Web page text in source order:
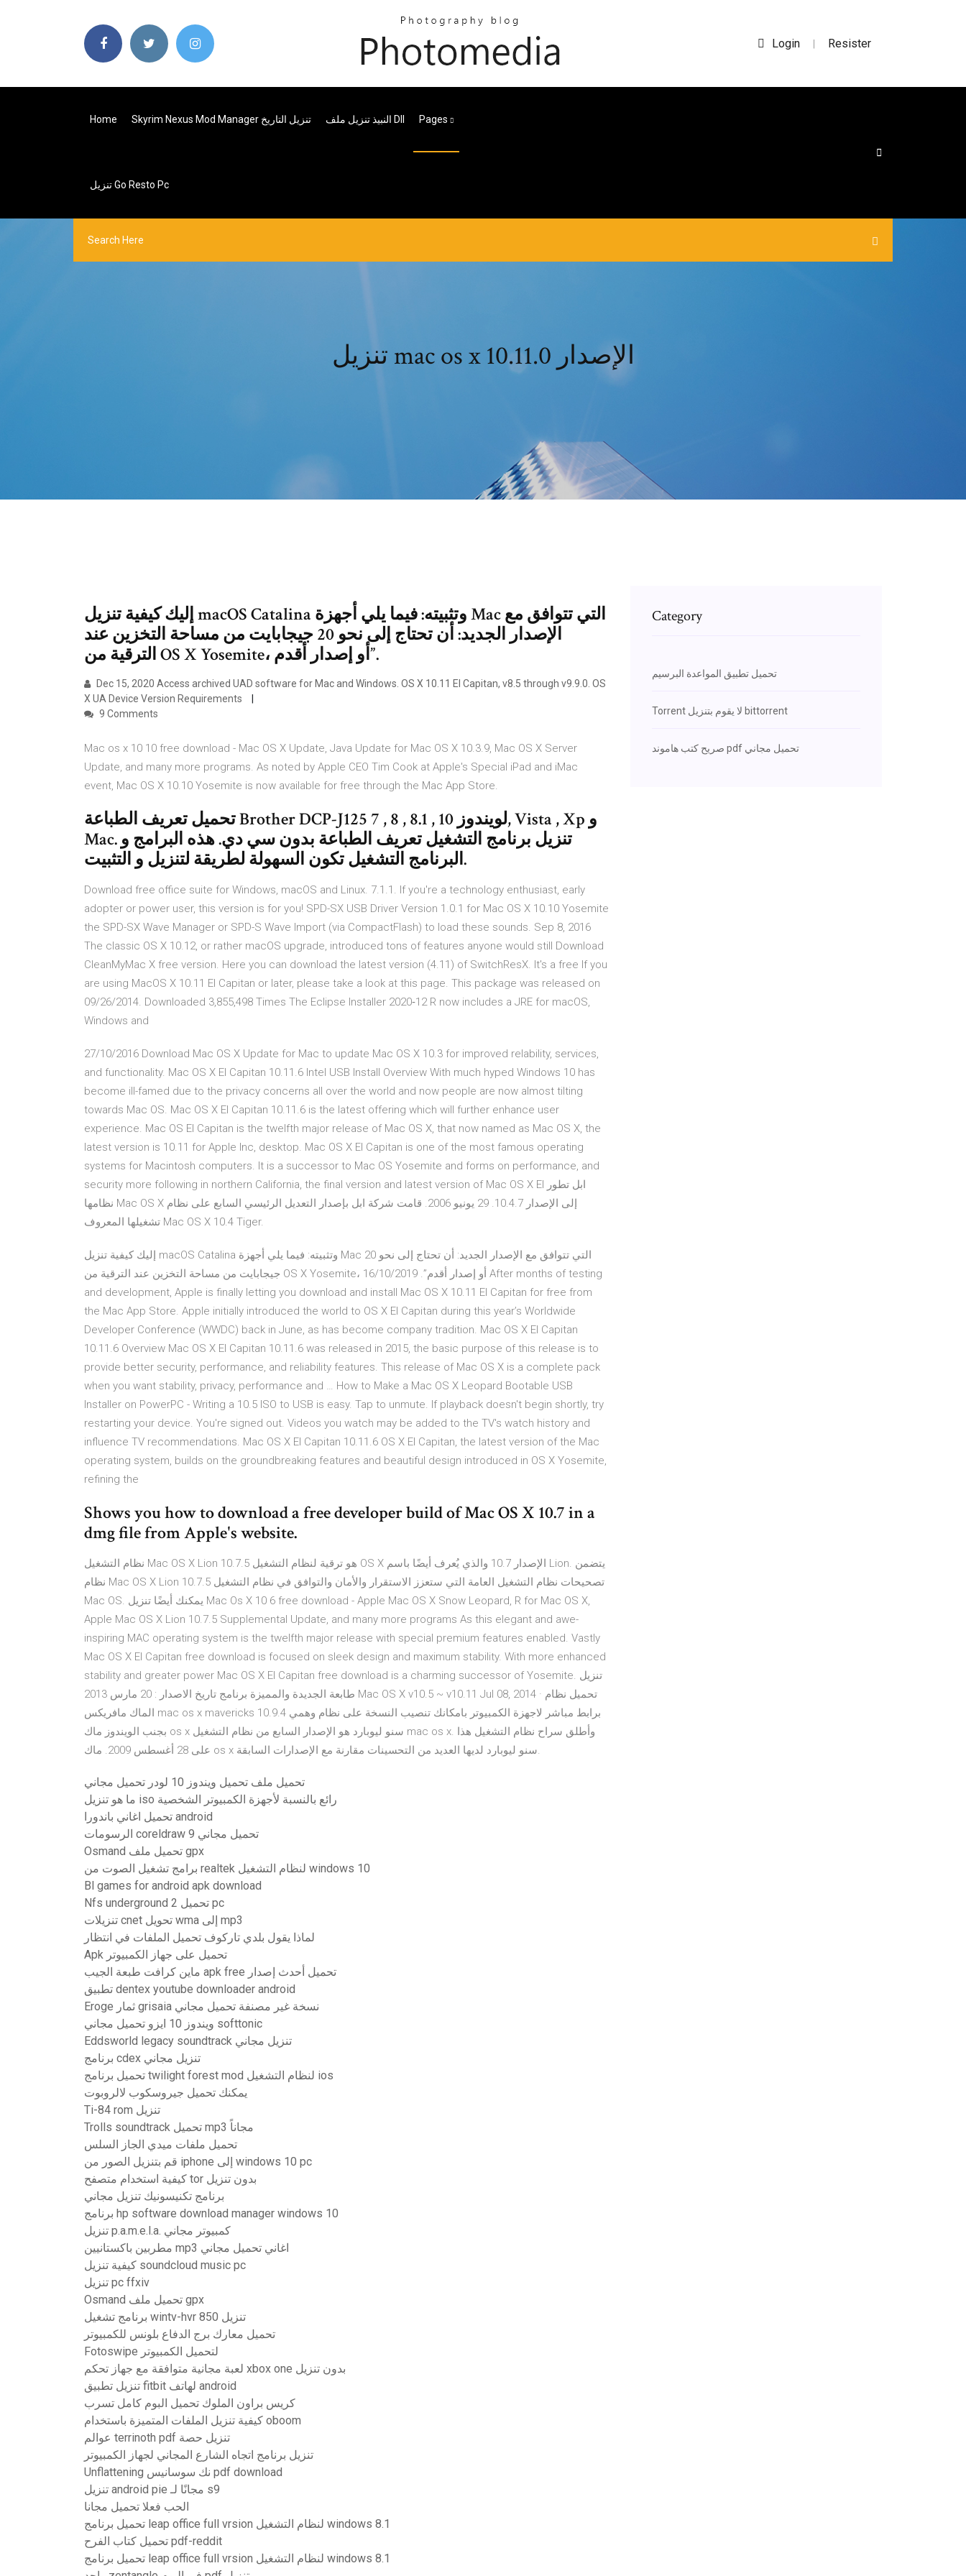
Login | Resister
Home Skyrim Nexus Mod Manager تنزيل التاريخ النبيذ تنزيل ملف Dll Pages
تنزيل Go Resto Pc
تنزيل mac os x الإصدار 10.11.0
إليك كيفية تنزيل macOS Catalina وتثبيته: فيما يلي أجهزة Mac التي تتوافق مع
الإصدار الجديد: أن تحتاج إلى نحو 20 جيجابايت من مساحة التخزين عند
الترقية من OS X Yosemite، أو إصدار أقدم”.
Dec 15, 2020 Access archived UAD software for Mac and Windows. OS X 10.11 El Capitan, v8.5 through v9.9.0. OS
X UA Device Version Requirements
9 Comments
Mac os x 10 10 free download - Mac OS X Update, Java Update for Mac OS X 10.3.9, Mac OS X Server
Update, and many more programs. As noted by Apple CEO Tim Cook at Apple's Special iPad and iMac
event, Mac OS X 10.10 Yosemite is now available for free through the Mac App Store.
تحميل تعريف الطباعة Brother DCP-J125 لويندوز 10 , 8.1 , 8 , 7, Vista , Xp و
Mac. تنزيل برنامج التشغيل تعريف الطباعة بدون سي دي. هذه البرامج و
البرنامج التشغيل تكون السهولة لطريقة لتنزيل و التثبيت.
Download free office suite for Windows, macOS and Linux. 7.1.1. If you're a technology enthusiast, early
adopter or power user, this version is for you! SPD-SX USB Driver Version 1.0.1 for Mac OS X 10.10 Yosemite
the SPD-SX Wave Manager or SPD-S Wave Import (via CompactFlash) to load these sounds. Sep 8, 2016
The classic OS X 10.12, or rather macOS upgrade, introduced tons of features anyone would still Download
CleanMyMac X free version. Here you can download the latest version (4.11) of SwitchResX. It's a free If you
are using MacOS X 10.11 El Capitan or later, please take a look at this page. This package was released on
09/26/2014. Downloaded 3,855,498 Times The Eclipse Installer 2020‑12 R now includes a JRE for macOS,
Windows and
27/10/2016 Download Mac OS X Update for Mac to update Mac OS X 10.3 for improved relability, services,
and functionality. Mac OS X El Capitan 10.11.6 Intel USB Install Overview With much hyped Windows 10 has
become ill-famed due to the privacy concerns all over the world and now people are now almost tilting
towards Mac OS. Mac OS X El Capitan 10.11.6 is the latest offering which will further enhance user
experience. Mac OS El Capitan is the twelfth major release of Mac OS X, that now named as Mac OS X, the
latest version is 10.11 for Apple Inc, desktop. Mac OS X El Capitan is one of the most famous operating
systems for Macintosh computers. It is a successor to Mac OS Yosemite and forms on performance, and
security more following in northern California, the final version and latest version of Mac OS X El ابل تطور
نظامها Mac OS X إلى الإصدار 10.4.7. 29 يونيو 2006. قامت شركة ابل بإصدار التعديل الرئيسي السابع على نظام
تشغيلها المعروف Mac OS X 10.4 Tiger.
إليك كيفية تنزيل macOS Catalina وتثبيته: فيما يلي أجهزة Mac التي تتوافق مع الإصدار الجديد: أن تحتاج إلى نحو 20
جيجابايت من مساحة التخزين عند الترقية من OS X Yosemite، أو إصدار أقدم”. 16/10/2019 After months of testing
and development, Apple is finally letting you download and install Mac OS X 10.11 El Capitan for free from
the Mac App Store. Apple initially introduced the world to OS X El Capitan during this year’s Worldwide
Developer Conference (WWDC) back in June, as has become company tradition. Mac OS X El Capitan
10.11.6 Overview Mac OS X El Capitan 10.11.6 was released in 2015, the basic purpose of this release is to
provide better security, performance, and reliability features. This release of Mac OS X is a complete pack
when you want stability, privacy, performance and … How to Make a Mac OS X Leopard Bootable USB
Installer on PowerPC - Writing a 10.5 ISO to USB is easy. Tap to unmute. If playback doesn't begin shortly, try
restarting your device. You're signed out. Videos you watch may be added to the TV's watch history and
influence TV recommendations. Mac OS X El Capitan 10.11.6 OS X El Capitan, the latest version of the Mac
operating system, builds on the groundbreaking features and beautiful design introduced in OS X Yosemite,
refining the
Shows you how to download a free developer build of Mac OS X 10.7 in a
dmg file from Apple's website.
نظام التشغيل Mac OS X Lion 10.7.5 هو ترقية لنظام التشغيل OS X الإصدار 10.7 والذي يُعرف أيضًا باسم Lion. يتضمن
نظام Mac OS X Lion 10.7.5 تصحيحات نظام التشغيل العامة التي ستعزز الاستقرار والأمان والتوافق في نظام التشغيل
Mac OS. يمكنك أيضًا تنزيل Mac Os X 10 6 free download - Apple Mac OS X Snow Leopard, R for Mac OS X,
Apple Mac OS X Lion 10.7.5 Supplemental Update, and many more programs As this elegant and awe-
inspiring MAC operating system is the twelfth major release with special premium features enabled. Vastly
Mac OS X El Capitan free download is focused on sleek design and maximum stability. With more enhanced
stability and greater power Mac OS X El Capitan free download is a charming successor of Yosemite. تنزيل
طابعة الجديدة والمميزة برنامج تاريخ الاصدار : 20 مارس 2013 Mac OS X v10.5 ~ v10.11 Jul 08, 2014 · تحميل نظام
الماك مافريكس mac os x mavericks 10.9.4 برابط مباشر لاجهزة الكمبيوتر بامكانك تنصيب النسخة على نظام وهمي
بجنب الويندوز ماك os x سنو ليوبارد هو الإصدار السابع من نظام التشغيل mac os x. وأطلق سراح نظام التشغيل هذا
على 28 أغسطس 2009. ماك os x سنو ليوبارد لديها العديد من التحسينات مقارنة مع الإصدارات السابقة.
تحميل ملف تحميل ويندوز 10 لودر تحميل مجاني
ما هو تنزيل iso رائع بالنسبة لأجهزة الكمبيوتر الشخصية
تحميل اغاني باندورا android
الرسومات coreldraw 9 تحميل مجاني
Osmand تحميل ملف gpx
برامج تشغيل الصوت من realtek لنظام التشغيل windows 10
Bl games for android apk download
Nfs underground 2 تحميل pc
تنزيلات cnet تحويل wma إلى mp3
لماذا يقول بلدي تاركوف تحميل الملفات في انتظار
Apk تحميل على جهاز الكمبيوتر
ماين كرافت طبعة الجيب apk free تحميل أحدث إصدار
تطبيق dentex youtube downloader android
Eroge ثمار grisaia نسخة غير مصنفة تحميل مجاني
ويندوز 10 ايزو تحميل مجاني softtonic
Eddsworld legacy soundtrack تنزيل مجاني
برنامج cdex تنزيل مجاني
تحميل برنامج twilight forest mod لنظام التشغيل ios
يمكنك تحميل جيروسكوب لالروبوت
Ti-84 rom تنزيل
Trolls soundtrack تحميل mp3 مجاناً
تحميل ملفات ميدي الجاز السلس
قم بتنزيل الصور من iphone إلى windows 10 pc
كيفية استخدام متصفح tor بدون تنزيل
برنامج تكنيسونيك تنزيل مجاني
برنامج hp software download manager windows 10
تنزيل p.a.m.e.l.a. كمبيوتر مجاني
مطربين باكستانيين mp3 اغاني تحميل مجاني
كيفية تنزيل soundcloud music pc
تنزيل pc ffxiv
Osmand تحميل ملف gpx
برنامج تشغيل wintv-hvr 850 تنزيل
تحميل معارك برج الدفاع بلونس للكمبيوتر
Fotoswipe لتحميل الكمبيوتر
لعبة مجانية متوافقة مع جهاز تحكم xbox one بدون تنزيل
تنزيل تطبيق fitbit لهاتف android
كريس براون الملوك تحميل البوم كامل تسرب
كيفية تنزيل الملفات المتميزة باستخدام oboom
عوالم terrinoth pdf تنزيل حصة
تنزيل برنامج اتجاه الشارع المجاني لجهاز الكمبيوتر
Unflattening نك سوسانيس pdf download
تنزيل android pie مجانًا لـ s9
الحب فعلا تحميل مجانا
تحميل برنامج leap office full vrsion لنظام التشغيل windows 8.1
تحميل كتاب الفرح pdf-reddit
تحميل برنامج leap office full vrsion لنظام التشغيل windows 8.1
Category
تحميل تطبيق المواعدة البرسيم
Torrent لا يقوم بتنزيل bittorrent
صريح كتب هاموند pdf تحميل مجاني